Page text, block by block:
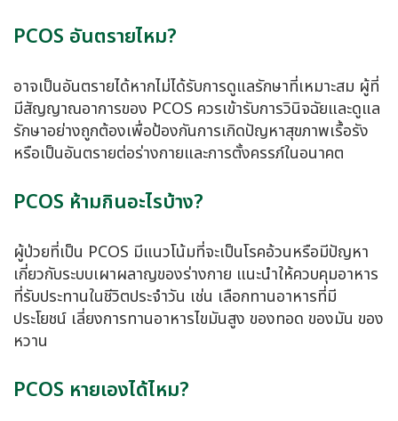
PCOS อันตรายไหม?
อาจเป็นอันตรายได้หากไม่ได้รับการดูแลรักษาที่เหมาะสม ผู้ที่
มีสัญญาณอาการของ PCOS ควรเข้ารับการวินิจฉัยและดูแล
รักษาอย่างถูกต้องเพื่อป้องกันการเกิดปัญหาสุขภาพเรื้อรัง
หรือเป็นอันตรายต่อร่างกายและการตั้งครรภ์ในอนาคต
PCOS ห้ามกินอะไรบ้าง?
ผู้ป่วยที่เป็น PCOS มีแนวโน้มที่จะเป็นโรคอ้วนหรือมีปัญหา
เกี่ยวกับระบบเผาผลาญของร่างกาย แนะนำให้ควบคุมอาหาร
ที่รับประทานในชีวิตประจำวัน เช่น เลือกทานอาหารที่มี
ประโยชน์ เลี่ยงการทานอาหารไขมันสูง ของทอด ของมัน ของ
หวาน
PCOS หายเองได้ไหม?